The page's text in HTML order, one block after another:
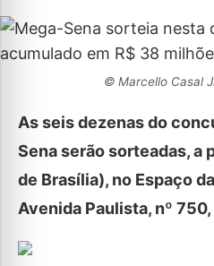
© Marcello Casal
As seis dezenas do
Sena serão sorteadas, a
de Brasília), no Espaço
Avenida Paulista, nº